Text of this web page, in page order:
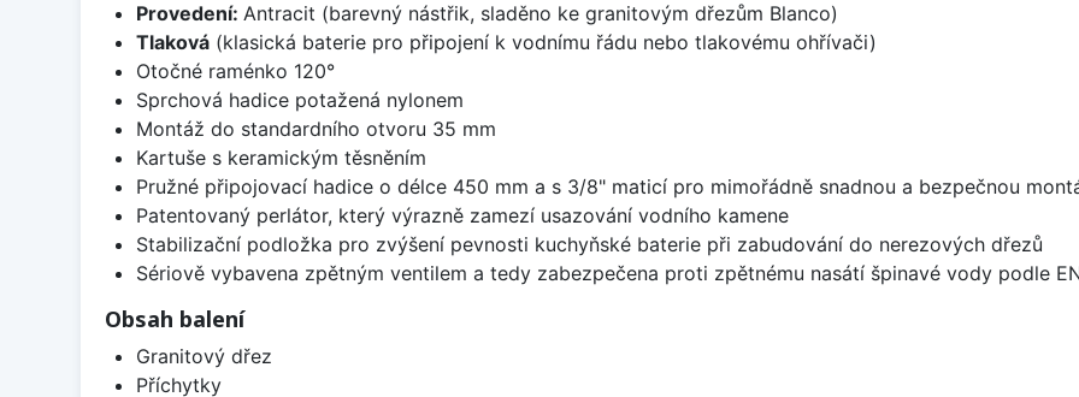
Provedení: Antracit (barevný nástřik, sladěno ke granitovým dřezům Blanco)
Tlaková(klasická baterie pro připojení k vodnímu řádu nebo tlakovému ohřívači)
Otočné raménko 120°
Sprchová hadice potažená nylonem
Montáž do standardního otvoru 35 mm
Kartuše s keramickým těsněním
Pružné připojovací hadice o délce 450 mm a s 3/8" maticí pro mimořádně snadnou a bezpečnou
Patentovaný perlátor, který výrazně zamezí usazování vodního kamene
Stabilizační podložka pro zvýšení pevnosti kuchyňské baterie při zabudování do nerezových dřezů
Sériově vybavena zpětným ventilem a tedy zabezpečena proti zpětnému nasátí špinavé vody podle
Obsah balení
Granitový dřez
Příchytky